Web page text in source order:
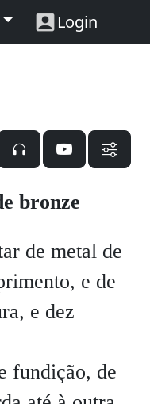
Login
bronze
de metal de
e de
e dez
fundição, de